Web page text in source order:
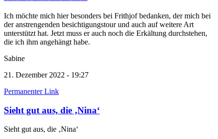
Ich möchte mich hier besonders bei Frithjof bedanken, der mich bei
der anstrengenden besichtigungstour und auch auf weitere Art
unterstützt hat. Jetzt muss er auch noch die Erkältung durchstehen,
die ich ihm angehängt habe.
Sabine
21. Dezember 2022 - 19:27
Permanenter Link
Sieht gut aus, die ‚Nina‘
Sieht gut aus, die ‚Nina‘